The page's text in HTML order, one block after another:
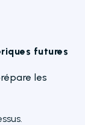
futures
les